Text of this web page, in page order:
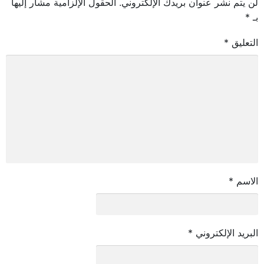
بـ *
التعليق *
الاسم *
البريد الإلكتروني *